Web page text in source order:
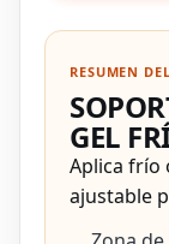
RESUMEN
GEL
Aplica frío
ajustable